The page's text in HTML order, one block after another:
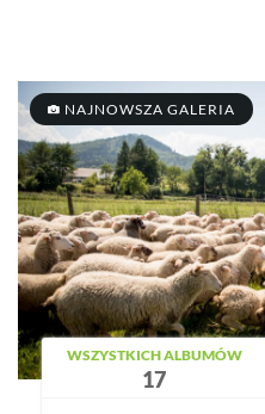
NAJNOWSZA GALERIA
WSZYSTKICH ALBUMÓW
17